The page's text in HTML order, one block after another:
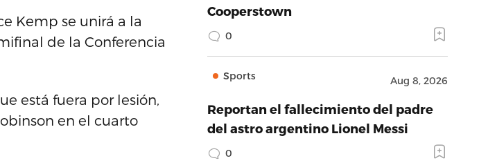
Kemp se unirá a la
de la Conferencia
está fuera por lesión,
en el cuarto
Cooperstown
0
Sports Aug 8, 2026
Reportan el fallecimiento del padre
del astro argentino Lionel Messi
0